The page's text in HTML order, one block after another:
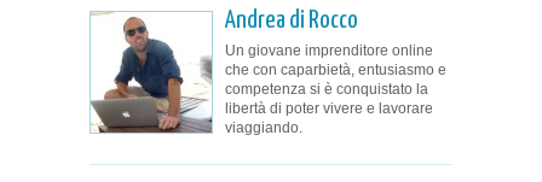
Andrea di Rocco
Un giovane imprenditore online
che con caparbietà, entusiasmo e
competenza si è conquistato la
libertà di poter vivere e lavorare
viaggiando.